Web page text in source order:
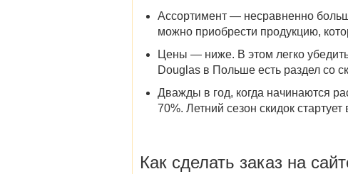
Ассортимент — несравненно
можно приобрести продукцию,
Цены — ниже. В этом легко
Douglas в Польше есть раздел со
Дважды в год, когда начинаются
70%. Летний сезон скидок
Как сделать заказ на